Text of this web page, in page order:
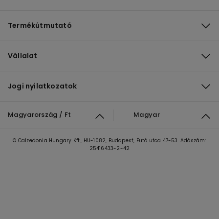
Termékútmutató
Vállalat
Jogi nyilatkozatok
Magyarország / Ft Magyar
© Calzedonia Hungary Kft., HU-1082, Budapest, Futó utca 47-53. Adószám:
25416433-2-42